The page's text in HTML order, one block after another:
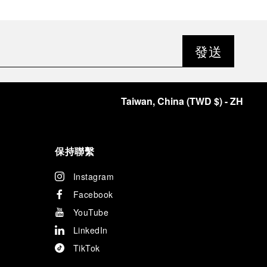
發送
Taiwan, China(TWD $)- ZH
保持聯繫
Instagram
Facebook
YouTube
LinkedIn
TikTok